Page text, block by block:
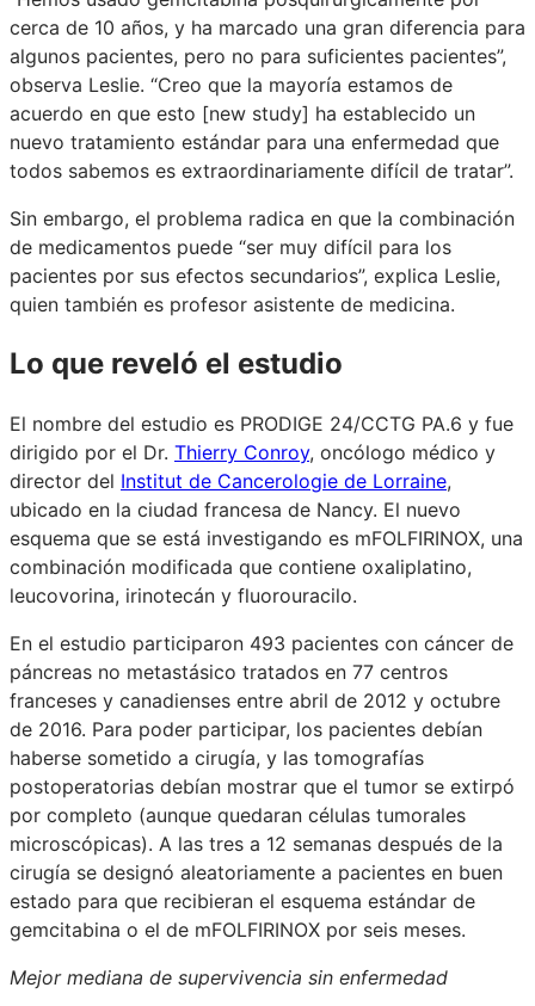
cerca de 10 años, y ha marcado una gran diferencia para
algunos pacientes, pero no para suficientes pacientes”,
observa Leslie. “Creo que la mayoría estamos de
acuerdo en que esto [new study] ha establecido un
nuevo tratamiento estándar para una enfermedad que
todos sabemos es extraordinariamente difícil de tratar”.
Sin embargo, el problema radica en que la combinación
de medicamentos puede “ser muy difícil para los
pacientes por sus efectos secundarios”, explica Leslie,
quien también es profesor asistente de medicina.
Lo que reveló el estudio
El nombre del estudio es PRODIGE 24/CCTG PA.6 y fue
dirigido por el Dr. Thierry Conroy, oncólogo médico y
director del Institut de Cancerologie de Lorraine,
ubicado en la ciudad francesa de Nancy. El nuevo
esquema que se está investigando es mFOLFIRINOX, una
combinación modificada que contiene oxaliplatino,
leucovorina, irinotecán y fluorouracilo.
En el estudio participaron 493 pacientes con cáncer de
páncreas no metastásico tratados en 77 centros
franceses y canadienses entre abril de 2012 y octubre
de 2016. Para poder participar, los pacientes debían
haberse sometido a cirugía, y las tomografías
postoperatorias debían mostrar que el tumor se extirpó
por completo (aunque quedaran células tumorales
microscópicas). A las tres a 12 semanas después de la
cirugía se designó aleatoriamente a pacientes en buen
estado para que recibieran el esquema estándar de
gemcitabina o el de mFOLFIRINOX por seis meses.
Mejor mediana de supervivencia sin enfermedad